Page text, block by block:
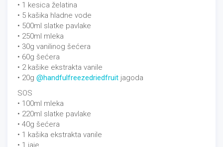
• 1 kesica želatina
• 5 kašika hladne vode
• 500ml slatke pavlake
• 250ml mleka
• 30g vanilinog šećera
• 60g šećera
• 2 kašike ekstrakta vanile
• 20g @handfulfreezedriedfruit jagoda
SOS
• 100ml mleka
• 220ml slatke pavlake
• 40g šećera
• 1 kašika ekstrakta vanile